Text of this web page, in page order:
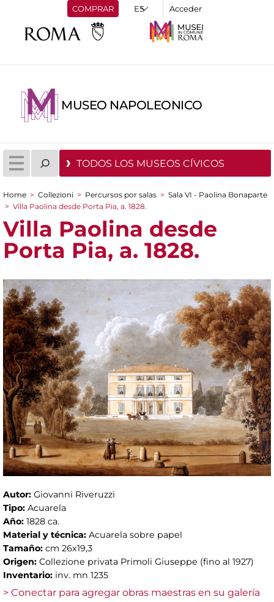
COMPRAR Acceder
MUSEO NAPOLEONICO
TODOS LOS MUSEOS CÍVICOS
You are here
Home > Collezioni > Percursos por salas > Sala VI - Paolina Bonaparte
> Villa Paolina desde Porta Pia, a. 1828.
Villa Paolina desde
Porta Pia, a. 1828.
Autor: Giovanni Riveruzzi
Tipo: Acuarela
Año: 1828 ca.
Material y técnica: Acuarela sobre papel
Tamaño: cm 26x19,3
Origen: Collezione privata Primoli Giuseppe (fino al 1927)
Inventario: inv. mn 1235
> Conectar para agregar obras maestras en su galería